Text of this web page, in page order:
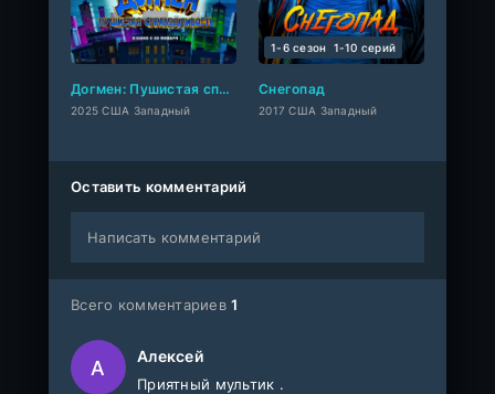
Догмен: Пушистая справедливость
2025 США Западный
Снегопад
2017 США Западный
1-6 сезон 1-10 cерий
Оставить комментарий
Написать комментарий
Всего комментариев1
А Алексей
Приятный мультик .